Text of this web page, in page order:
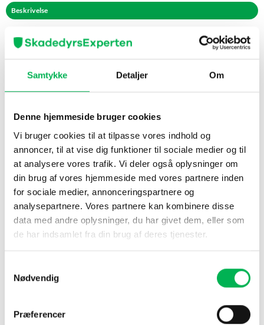
Samtykke Detaljer Om
Denne hjemmeside bruger cookies
Vi bruger cookies til at tilpasse vores indhold og
annoncer, til at vise dig funktioner til sociale medier og til
at analysere vores trafik. Vi deler også oplysninger om
din brug af vores hjemmeside med vores partnere inden
for sociale medier, annonceringspartnere og
analysepartnere. Vores partnere kan kombinere disse
data med andre oplysninger, du har givet dem, eller som
de har indsamlet fra din brug af deres tjenester.
Nødvendig
Præferencer
Beskrivelse
Sådan bruger du Slangeskræmmer
Det er afgørende for slangeskræmmerens effektivitet, at den
Åbent område
beplantning og mure vil stoppe spredningen af vibrationer og lyd.
Hård jord
Vibrationerne spredes lettest, når skræmmeren står placeret i
hård jord. Hvis jorden er meget mudret og/eller stenet, vil
slangeskræmmeren have en kortere rækkevidde. Er dette
tilfældet, kan du have brug for flere skræmmere.
Beskytter 30 meter omkring skræmmeren
en stor have, kan der anvendes flere slangeskræmmere. Disse
bør placeres med en afstand på 20 meter til hinanden.
Grav hullet til skræmmeren